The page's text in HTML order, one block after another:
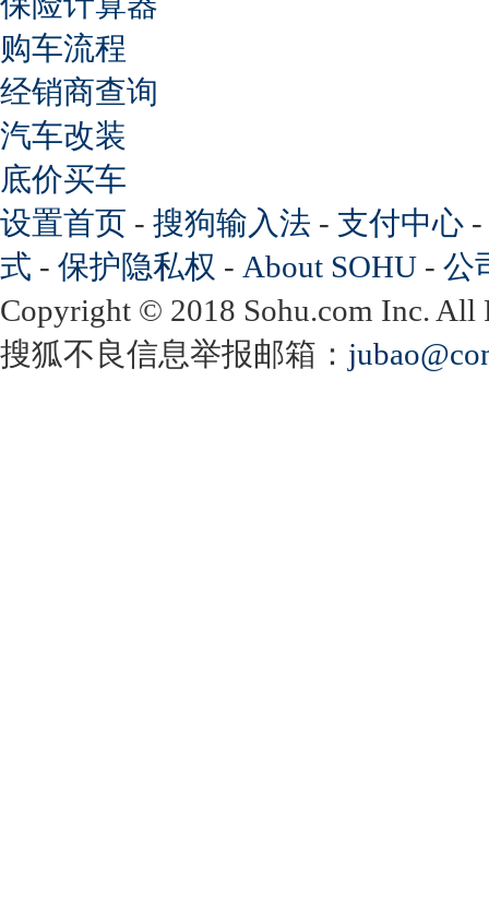
购车流程
经销商查询
汽车改装
底价买车
设置首页 - 搜狗输入法 - 支付中心 -
式 - 保护隐私权 - About SOHU - 公
Copyright © 2018 Sohu.com Inc.
搜狐不良信息举报邮箱：